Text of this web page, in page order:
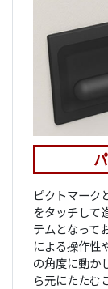
ピクトマーク
をタッチして
テムとなって
による操作性
の角度に動か
ら元にたたむ